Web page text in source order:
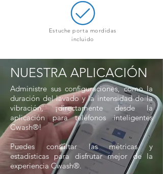
Estuche porta mordidas
incluido
NUESTRA APLICACIÓN
Administre sus configuraciones, como la
duración del lavado y la intensidad de la
vibración, ¡directamente desde la
aplicación para teléfonos inteligentes
Cwash®!
Puedes consultar las métricas y
estadísticas para disfrutar mejor de la
experiencia Cwash®.